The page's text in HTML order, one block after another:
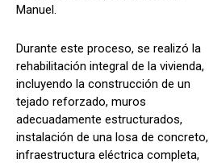
Manuel.
Durante este proceso, se realizó la
rehabilitación integral de la vivienda,
incluyendo la construcción de un
tejado reforzado, muros
adecuadamente estructurados,
instalación de una losa de concreto,
infraestructura eléctrica completa,